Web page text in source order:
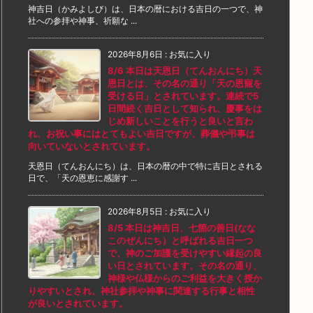
神吉日（かみよしび）は、日本の暦における吉日の一つで、神
社への参拝や神事、祈願な ...
2026年8月6日 : お気に入り
8/6 本日は天恩日（てんおんにち）天
恩日とは、その名の通り「天の恩寵を
受ける日」とされています。連続で5
日間続く吉日として知られ、慶事をは
じめ新しいことを行うと良いと言わ
れ、お祝い事にはとてもよい吉日ですが、葬儀や弔事は
向いていないとされています。
天恩日（てんおんにち）は、日本の暦の中で特に吉日とされる
日で、「天の恩恵に感謝す ...
2026年8月5日 : お気に入り
8/5 本日は神吉日、七箇の善日(なな
このぜんにち）と呼ばれる吉日一つ
で、神のご加護を受けやすい縁起の良
い日とされています。その名の通り、
神様や仏様からのご利益を大きく授か
りやすいとされ、神社参拝や神事に関連する行事と相性
が良いとされています。